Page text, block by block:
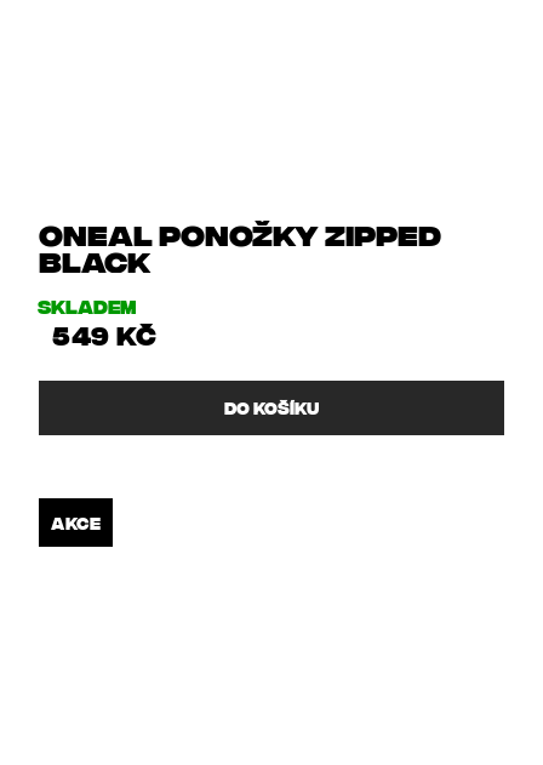
Oneal ponožky ZIPPED
BLACK
Skladem
549 Kč
DO KOŠÍKU
AKCE